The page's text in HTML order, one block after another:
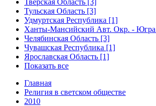
Тверская Область [3]
Тульская Область [3]
Удмуртская Республика [1]
Ханты-Мансийский Авт. Окр. -
Челябинская Область [3]
Чувашская Республика [1]
Ярославская Область [1]
Показать все
Главная
Религия в светском обществе
2010